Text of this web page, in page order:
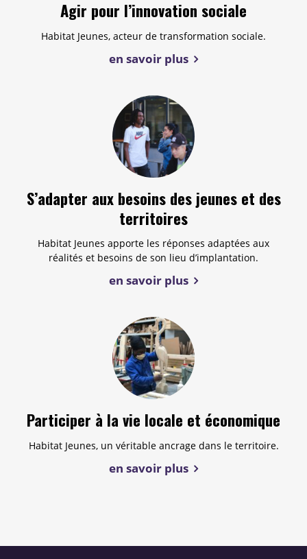
Agir pour l’innovation sociale
Habitat Jeunes, acteur de transformation sociale.
en savoir plus
S’adapter aux besoins des jeunes et des
territoires
Habitat Jeunes apporte les réponses adaptées aux
réalités et besoins de son lieu d’implantation.
en savoir plus
Participer à la vie locale et économique
Habitat Jeunes, un véritable ancrage dans le territoire.
en savoir plus